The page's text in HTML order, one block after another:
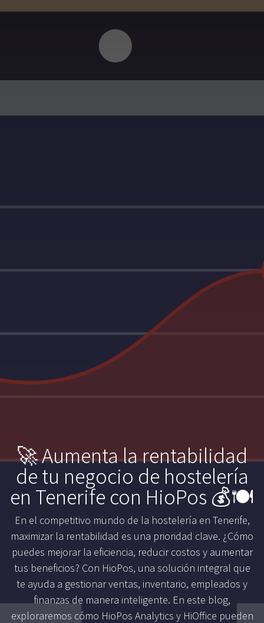
🚀 Aumenta la rentabilidad
de tu negocio de hostelería
en Tenerife con HioPos 💰🍽️
En el competitivo mundo de la hostelería en Tenerife,
maximizar la rentabilidad es una prioridad clave. ¿Cómo
puedes mejorar la eficiencia, reducir costos y aumentar
tus beneficios? Con HioPos, una solución integral que
te ayuda a gestionar ventas, inventario, empleados y
finanzas de manera inteligente. En este blog,
exploraremos cómo HioPos Analytics y HiOffice pueden